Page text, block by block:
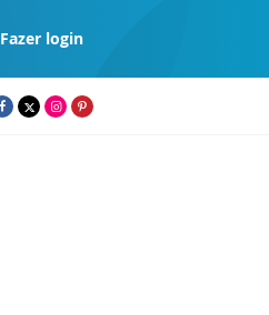
Fazer login